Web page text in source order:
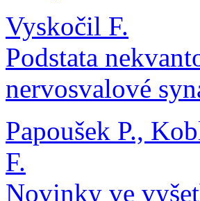
Vyskočil F.
Podstata
nervosvalové
Papoušek P.,
F.
Novinky ve